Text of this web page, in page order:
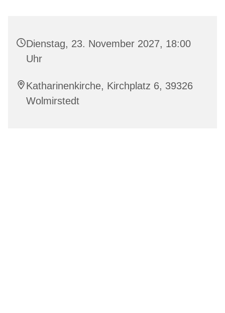
Dienstag, 23. November 2027, 18:00
Uhr
Katharinenkirche, Kirchplatz 6, 39326
Wolmirstedt